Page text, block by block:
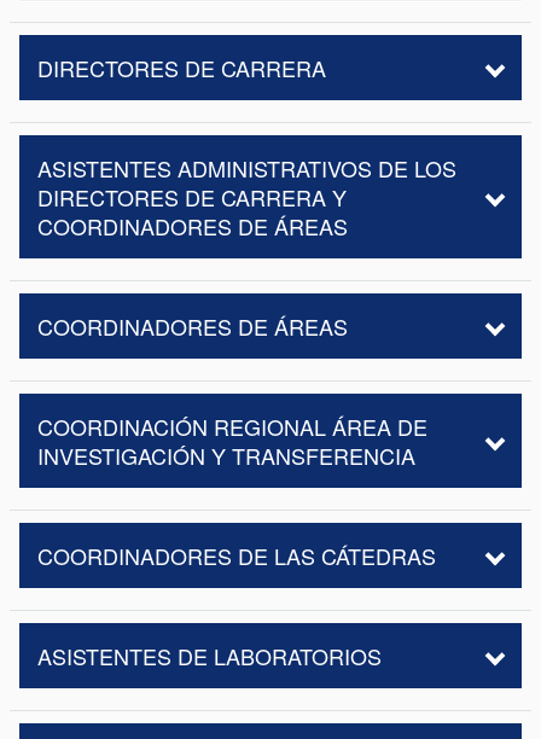
DIRECTORES DE CARRERA
ASISTENTES ADMINISTRATIVOS DE LOS
DIRECTORES DE CARRERA Y
COORDINADORES DE ÁREAS
COORDINADORES DE ÁREAS
COORDINACIÓN REGIONAL ÁREA DE
INVESTIGACIÓN Y TRANSFERENCIA
COORDINADORES DE LAS CÁTEDRAS
ASISTENTES DE LABORATORIOS